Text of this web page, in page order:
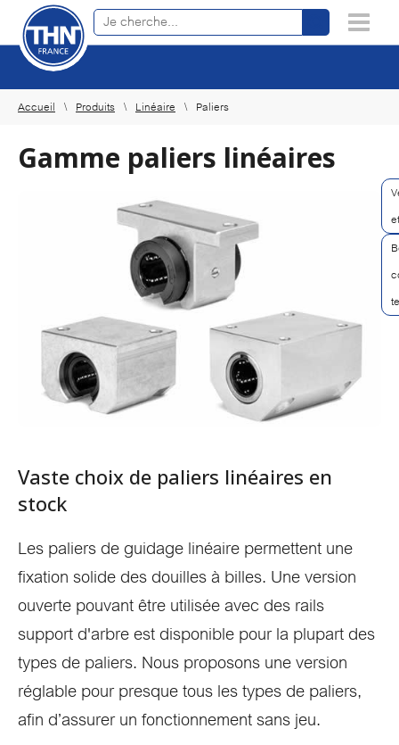
Accueil Produits Linéaire Paliers
Gamme paliers linéaires
Vaste choix de paliers linéaires en
stock
Les paliers de guidage linéaire permettent une
fixation solide des douilles à billes. Une version
ouverte pouvant être utilisée avec des rails
support d'arbre est disponible pour la plupart des
types de paliers. Nous proposons une version
réglable pour presque tous les types de paliers,
afin d’assurer un fonctionnement sans jeu.
×
Recherche de produits en ligne